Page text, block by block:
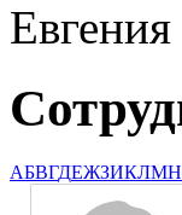
АБВГДЕЖЗИКЛМН